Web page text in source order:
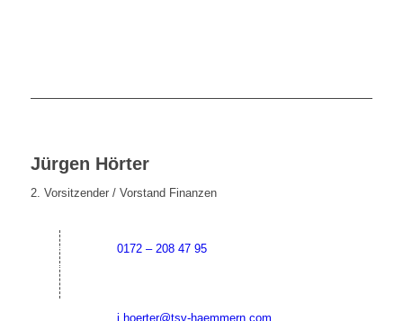
Jürgen Hörter
2. Vorsitzender / Vorstand Finanzen
0172 – 208 47 95
j.hoerter@tsv-haemmern.com